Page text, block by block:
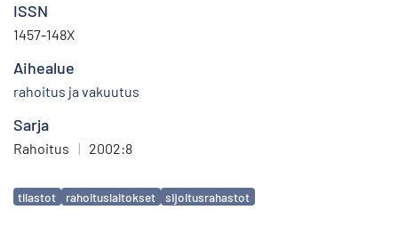
ISSN
1457-148X
Aihealue
rahoitus ja vakuutus
Sarja
Rahoitus | 2002:8
Avainsanat
tilastot rahoituslaitokset sijoitusrahastot